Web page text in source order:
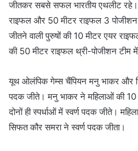
जीतकर सबसे सफल भारतीय एथलीट रहे।
राइफल और 50 मीटर राइफल 3 पोजीशन
जीतने वाली पुरुषों की 10 मीटर एयर
की 50 मीटर राइफल थ्री-पोजीशन टीम
यूथ ओलंपिक गेम्स चैंपियन मनु भाकर और
पदक जीते। मनु भाकर ने महिलाओं की
दोनों ही स्पर्धाओं में स्वर्ण पदक जीते।
सिफत कौर समरा ने स्वर्ण पदक जीता।